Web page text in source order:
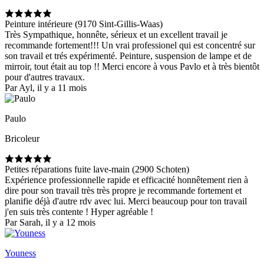
Peinture intérieure (9170 Sint-Gillis-Waas)
Très Sympathique, honnête, sérieux et un excellent travail je
recommande fortement!!! Un vrai professionel qui est concentré sur
son travail et trés expérimenté. Peinture, suspension de lampe et de
mirroir, tout était au top !! Merci encore à vous Pavlo et à très bientôt
pour d'autres travaux.
Par Ayl, il y a 11 mois
Paulo
Bricoleur
Petites réparations fuite lave-main (2900 Schoten)
Expérience professionnelle rapide et efficacité honnêtement rien à
dire pour son travail très très propre je recommande fortement et
planifie déjà d'autre rdv avec lui. Merci beaucoup pour ton travail
j'en suis très contente ! Hyper agréable !
Par Sarah, il y a 12 mois
Youness